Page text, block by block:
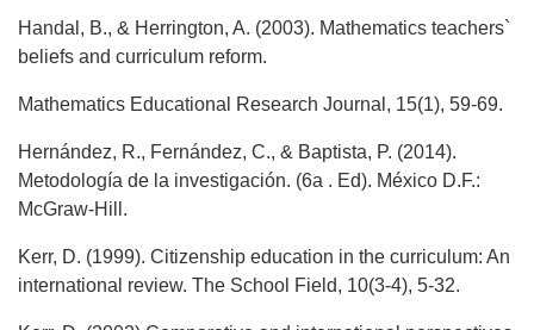
Handal, B., & Herrington, A. (2003). Mathematics teachers`
beliefs and curriculum reform.
Mathematics Educational Research Journal, 15(1), 59-69.
Hernández, R., Fernández, C., & Baptista, P. (2014).
Metodología de la investigación. (6a . Ed). México D.F.:
McGraw-Hill.
Kerr, D. (1999). Citizenship education in the curriculum: An
international review. The School Field, 10(3-4), 5-32.